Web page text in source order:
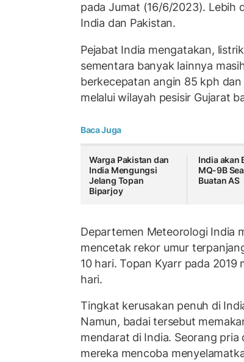
pada Jumat (16/6/2023). Lebih
India dan Pakistan.
Pejabat India mengatakan,
sementara banyak lainnya
berkecepatan angin 85 kph
melalui wilayah pesisir Gujarat
Baca Juga
Warga Pakistan dan
India Mengungsi
Jelang Topan
Biparjoy
India akan
MQ-9B
Buatan AS
Departemen Meteorologi India
mencetak rekor umur
10 hari. Topan Kyarr pada 2019
hari.
Tingkat kerusakan penuh di
Namun, badai tersebut
mendarat di India. Seorang
mereka mencoba